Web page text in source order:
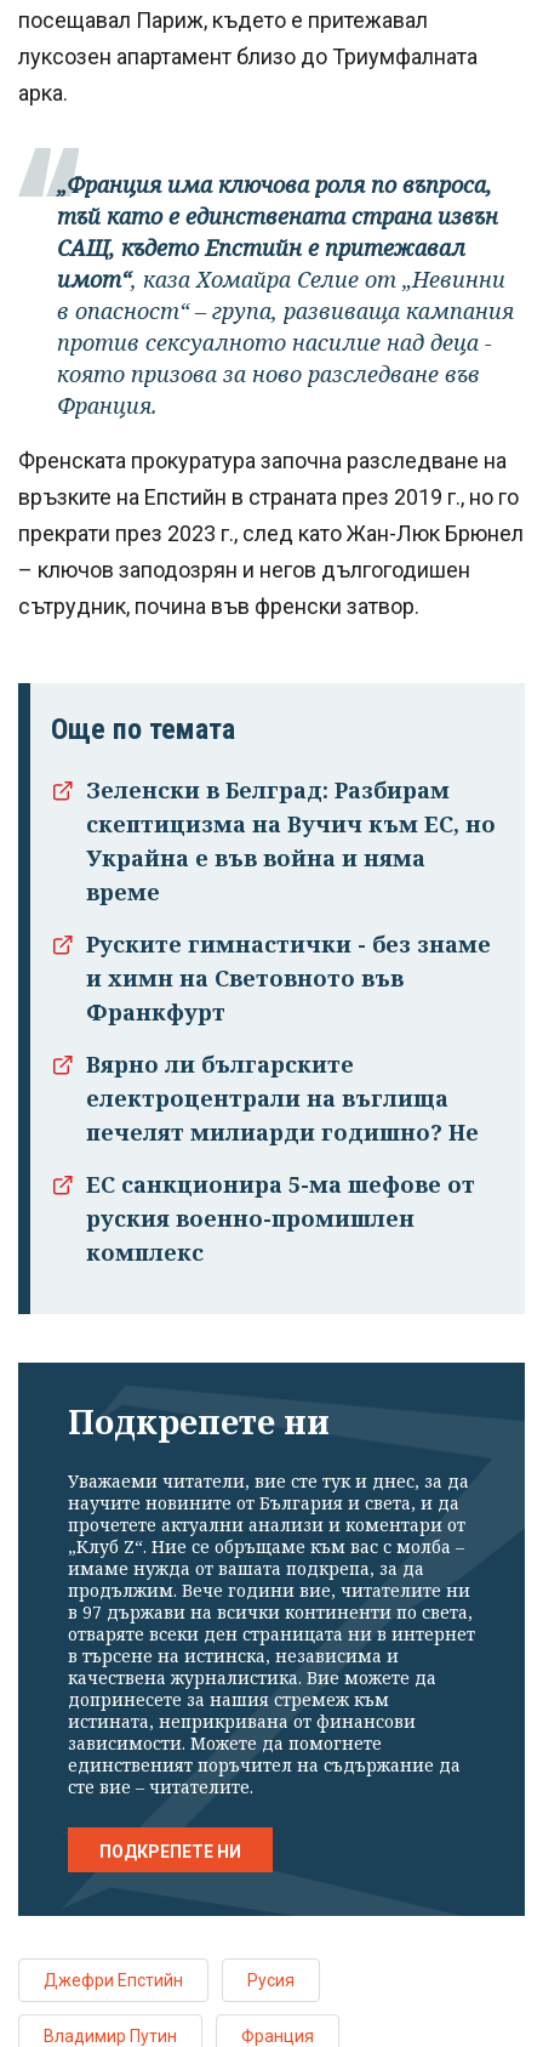
посещавал Париж, където е притежавал
луксозен апартамент близо до Триумфалната
арка.
„Франция има ключова роля по въпроса,
тъй като е единствената страна извън
САЩ, където Епстийн е притежавал
имот“, каза Хомайра Селие от „Невинни
в опасност“ – група, развиваща кампания
против сексуалното насилие над деца -
която призова за ново разследване във
Франция.
Френската прокуратура започна разследване на
връзките на Епстийн в страната през 2019 г., но го
прекрати през 2023 г., след като Жан-Люк Брюнел
– ключов заподозрян и негов дългогодишен
сътрудник, почина във френски затвор.
Още по темата
Зеленски в Белград: Разбирам
скептицизма на Вучич към ЕС, но
Украйна е във война и няма
време
Руските гимнастички - без знаме
и химн на Световното във
Франкфурт
Вярно ли българските
електроцентрали на въглища
печелят милиарди годишно? Не
ЕС санкционира 5-ма шефове от
руския военно-промишлен
комплекс
Подкрепете ни
Уважаеми читатели, вие сте тук и днес, за да
научите новините от България и света, и да
прочетете актуални анализи и коментари от
„Клуб Z“. Ние се обръщаме към вас с молба –
имаме нужда от вашата подкрепа, за да
продължим. Вече години вие, читателите ни
в 97 държави на всички континенти по света,
отваряте всеки ден страницата ни в интернет
в търсене на истинска, независима и
качествена журналистика. Вие можете да
допринесете за нашия стремеж към
истината, неприкривана от финансови
зависимости. Можете да помогнете
единственият поръчител на съдържание да
сте вие – читателите.
ПОДКРЕПЕТЕ НИ
Джефри Епстийн Русия
Владимир Путин Франция